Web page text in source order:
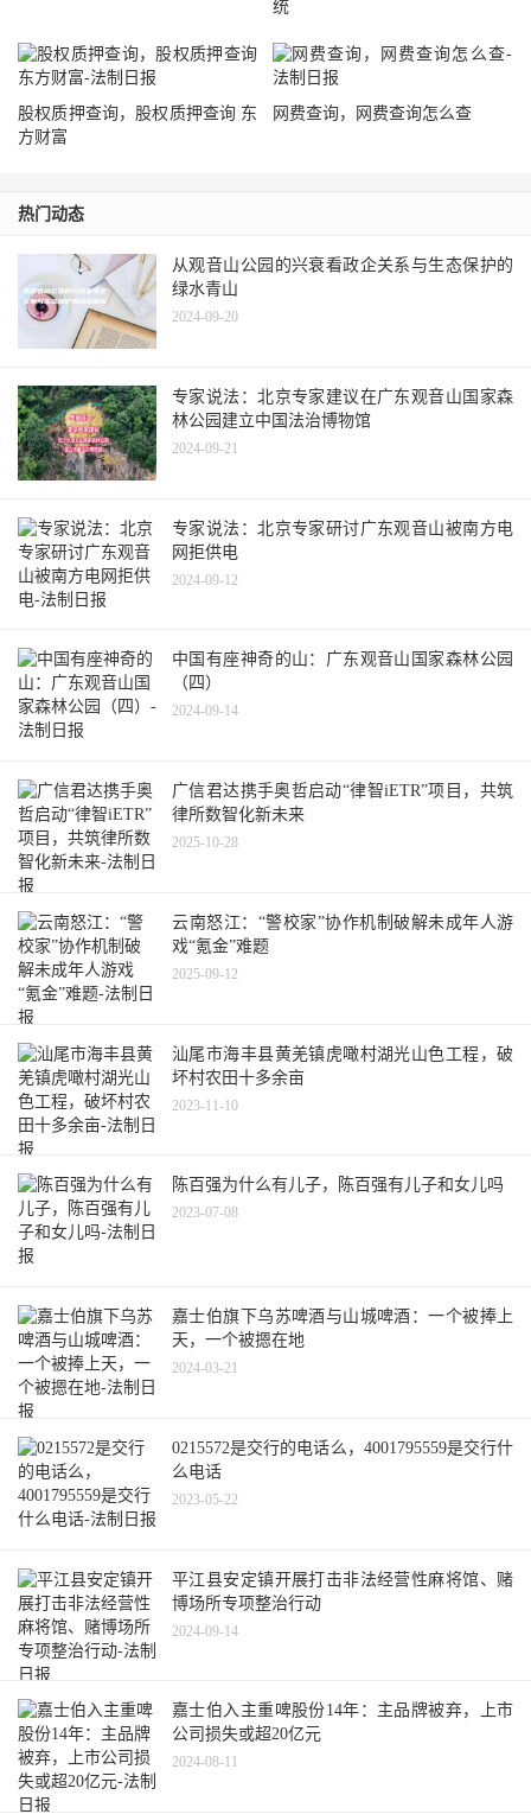
统
股权质押查询，股权质押查询 东
方财富
网费查询，网费查询怎么查
热门动态
从观音山公园的兴衰看政企关系与生态保护的
绿水青山
2024-09-20
专家说法：北京专家建议在广东观音山国家森
林公园建立中国法治博物馆
2024-09-21
专家说法：北京专家研讨广东观音山被南方电
网拒供电
2024-09-12
中国有座神奇的山：广东观音山国家森林公园
（四）
2024-09-14
广信君达携手奥哲启动“律智iETR”项目，共筑
律所数智化新未来
2025-10-28
云南怒江：“警校家”协作机制破解未成年人游
戏“氪金”难题
2025-09-12
汕尾市海丰县黄羌镇虎噉村湖光山色工程，破
坏村农田十多余亩
2023-11-10
陈百强为什么有儿子，陈百强有儿子和女儿吗
2023-07-08
嘉士伯旗下乌苏啤酒与山城啤酒：一个被捧上
天，一个被摁在地
2024-03-21
0215572是交行的电话么，4001795559是交行什
么电话
2023-05-22
平江县安定镇开展打击非法经营性麻将馆、赌
博场所专项整治行动
2024-09-14
嘉士伯入主重啤股份14年：主品牌被弃，上市
公司损失或超20亿元
2024-08-11